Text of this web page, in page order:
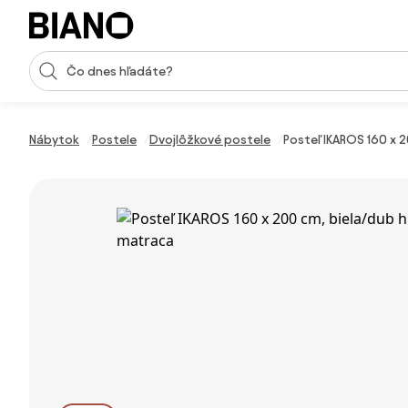
Preskočiť navigáciu, prejsť na obsah
Vstup pre vyhľadávanie
Nábytok Postele Dvojlôžkové postele Posteľ IKAROS 160